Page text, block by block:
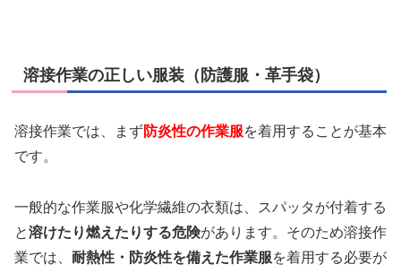
溶接作業の正しい服装（防護服・革手袋）
溶接作業では、まず防炎性の作業服を着用することが基本
です。
一般的な作業服や化学繊維の衣類は、スパッタが付着する
と溶けたり燃えたりする危険があります。そのため溶接作
業では、 耐熱性・防炎性を備えた作業服を着用する必要が